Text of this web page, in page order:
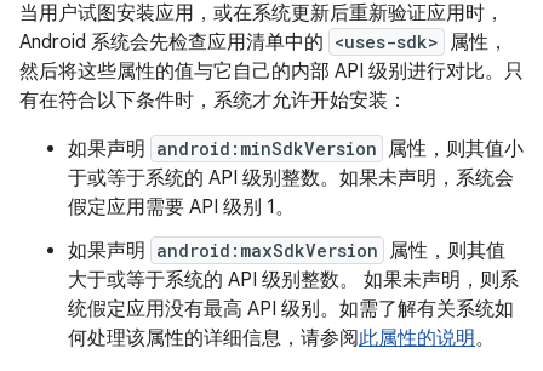
当用户试图安装应用，或在系统更新后重新验证应用时，
Android 系统会先检查应用清单中的 <uses-sdk> 属性，
然后将这些属性的值与它自己的内部 API 级别进行对比。只
有在符合以下条件时，系统才允许开始安装：
如果声明
android:minSdkVersion 属性，则其值小
于或等于系统的 API 级别整数。如果未声明，系统会
假定应用需要 API 级别 1。
如果声明
android:maxSdkVersion 属性，则其值
大于或等于系统的 API 级别整数。 如果未声明，则系
统假定应用没有最高 API 级别。如需了解有关系统如
何处理该属性的详细信息，请参阅此属性的说明。